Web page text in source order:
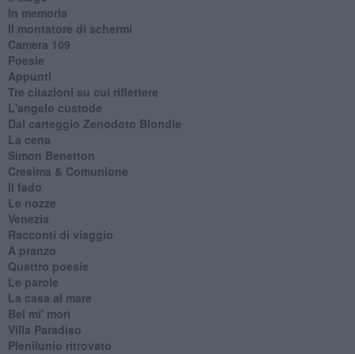
In memoria
Il montatore di schermi
Camera 109
Poesie
Appunti
Tre citazioni su cui riflettere
L'angelo custode
Dal carteggio Zenodoto Blondie
La cena
Simon Benetton
Cresima & Comunione
Il fado
Le nozze
Venezia
Racconti di viaggio
A pranzo
Quattro poesie
Le parole
La casa al mare
Bel mi' morì
Villa Paradiso
Plenilunio ritrovato